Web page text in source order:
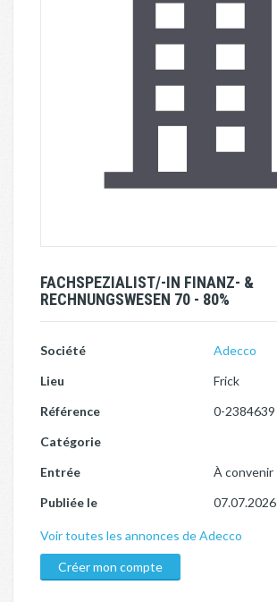
FACHSPEZIALIST/-IN FINANZ- &
RECHNUNGSWESEN 70 - 80%
Société
Adecco
Lieu
Frick
Référence
0-2384639
Catégorie
Entrée
À convenir
Publiée le
07.07.2026
Voir toutes les annonces de Adecco
Créer mon compte